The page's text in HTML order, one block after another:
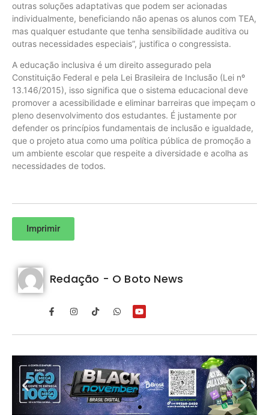
outras soluções adaptativas que podem ser acionadas
individualmente, beneficiando não apenas os alunos com TEA,
mas qualquer estudante que tenha sensibilidade auditiva ou
outras necessidades especiais”, justifica o congressista.
A educação inclusiva é um direito assegurado pela
Constituição Federal e pela Lei Brasileira de Inclusão (Lei nº
13.146/2015), isso significa que o sistema educacional deve
promover a acessibilidade e eliminar barreiras que impeçam o
pleno desenvolvimento dos estudantes. É justamente por
defender os princípios fundamentais de inclusão e igualdade,
que o projeto atua como uma política pública de promoção a
um ambiente escolar que respeite a diversidade e acolha as
necessidades de todos.
Imprimir
Redação - O Boto News